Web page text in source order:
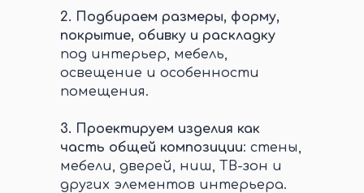
2. Подбираем размеры, форму,
покрытие, обивку и раскладку
под интерьер, мебель,
освещение и особенности
помещения.
3. Проектируем изделия как
часть общей композиции: стены,
мебели, дверей, ниш, ТВ-зон и
других элементов интерьера.